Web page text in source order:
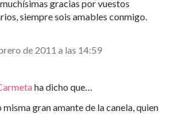
gracias por vuestos
siempre sois amables conmigo.
de 2011 a las 14:59
ha dicho que…
misma gran amante de la canela, quien